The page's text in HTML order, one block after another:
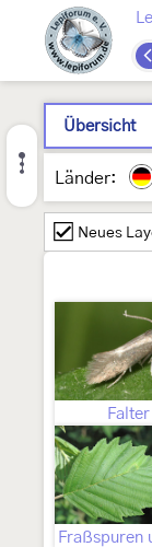
Übersicht
Länder:
Neues
Falter